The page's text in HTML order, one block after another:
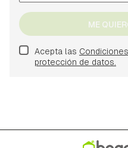
ME
Acepta las
protección de datos.